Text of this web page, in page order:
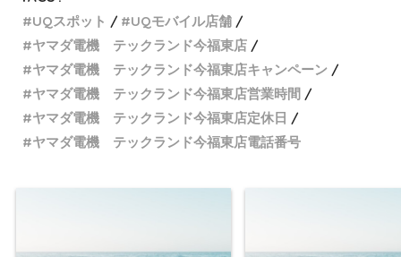
UQスポット
UQモバイル店舗
ヤマダ電機 テックランド今福東店
ヤマダ電機 テックランド今福東店キャンペーン
ヤマダ電機 テックランド今福東店営業時間
ヤマダ電機 テックランド今福東店定休日
ヤマダ電機 テックランド今福東店電話番号